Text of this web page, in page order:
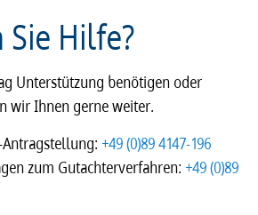
Hilfe?
Unterstützung benötigen oder
wir Ihnen gerne weiter.
+49 (0)89 4147-196
zum Gutachterverfahren: +49 (0)89